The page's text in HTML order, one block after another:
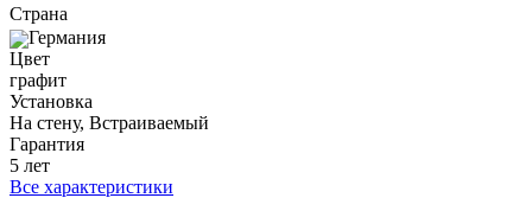
Страна
Германия
Цвет
графит
Установка
На стену, Встраиваемый
Гарантия
5 лет
Все характеристики